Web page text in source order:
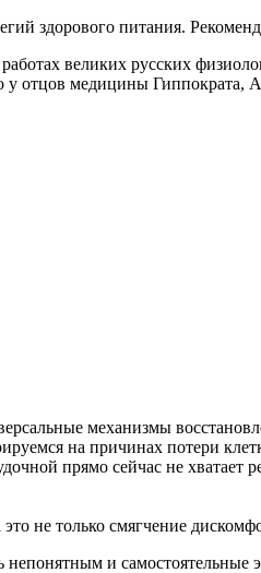
здорового питания.
работах великих русских
медицины Гиппократа,
механизмы
на причинах потери
прямо сейчас не хватает
не только смягчение
непонятным и